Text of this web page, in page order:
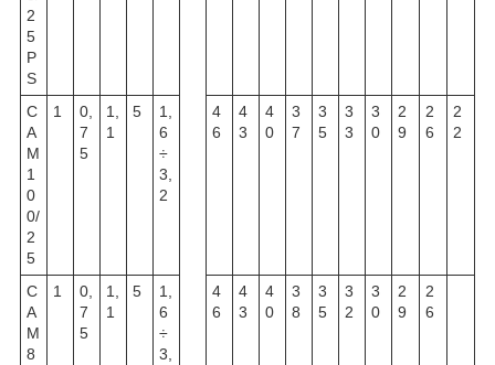
2
5
P
S
C
A
M
1
0
0/
2
5
1
0,
7
5
1,
1
5
1,
6
÷
3,
2
4
6
4
3
4
0
3
7
3
5
3
3
3
0
2
9
2
6
2
2
C
A
M
8
1
0,
7
5
1,
1
5
1,
6
÷
3,
4
6
4
3
4
0
3
8
3
5
3
2
3
0
2
9
2
6